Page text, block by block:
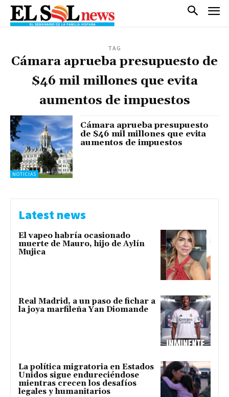
TAG
Cámara aprueba presupuesto de
$46 mil millones que evita
aumentos de impuestos
NOTICIAS
Cámara aprueba presupuesto
de $46 mil millones que evita
aumentos de impuestos
Latest news
El vapeo habría ocasionado
muerte de Mauro, hijo de Aylín
Mujica
Real Madrid, a un paso de fichar a
la joya marfileña Yan Diomande
La política migratoria en Estados
Unidos sigue endureciéndose
mientras crecen los desafíos
legales y humanitarios